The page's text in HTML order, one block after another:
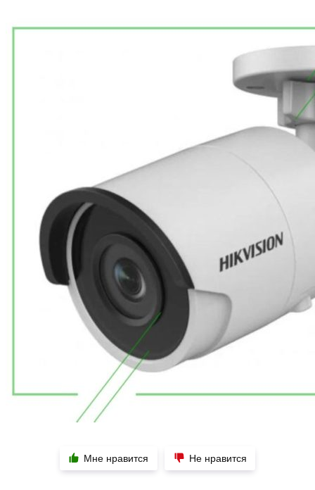
Мне нравится Не нравится